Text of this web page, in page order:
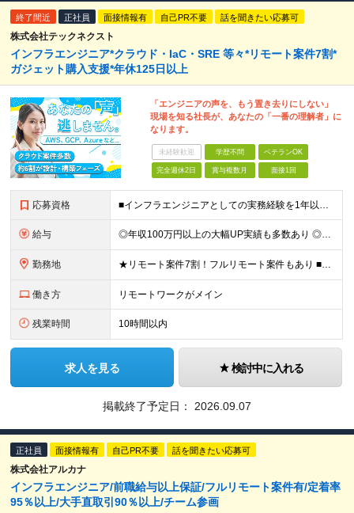
終了間近 正社員 面接情報有 自己PR不要 話を聞きたい応募可
株式会社テックネクスト
インフラエンジニア*クラウド・IaC・SRE 等々*リモート案件7割*
ガジェット購入支援*年休125日以上
「エンジニアの声を、もう置き去りにしない」
現場を知る社長が、あなたの「一番の理解者」に
なります。
未経験歓迎 学歴不問 ベテランOK
完全週休2日 賞与複数月 面接1回
応募資格 ■インフラエンジニアとしての実務経験を1年以上お持ちの方 AIエンジニア・サーバーサイドエンジニア・DBエンジニアなどから挑戦したい方も大歓迎です。 ■学歴不問 ＼こんな方にピッタリの環境です／
給与 ◎年収100万円以上の大幅UP実績も多数あり ◎「年俸制」または「月給制（賞与あり）」から選択可能 ◎前職給与や本人の希望を最大限に考慮して決定 ＼選べる2つの給与形態／ あなたのライフスタイルや将
勤務地 ★リモート案件7割！フルリモート案件もあり ■東京、神奈川、千葉、埼玉、大阪、京都、兵庫の各プロジェクト先、またはテレワーク（リモートワーク） ※転居を伴う転勤はありません。 ※お住まいの地域や希望を
働き方 リモートワークがメイン
残業時間 10時間以内
求人を見る 検討中に入れる
掲載終了予定日： 2026.09.07
正社員 面接情報有 自己PR不要 話を聞きたい応募可
株式会社アルカナ
インフラエンジニア/前職給与以上保証/フルリモート案件有/定着率
95％以上/大手直取引90％以上/チーム参画